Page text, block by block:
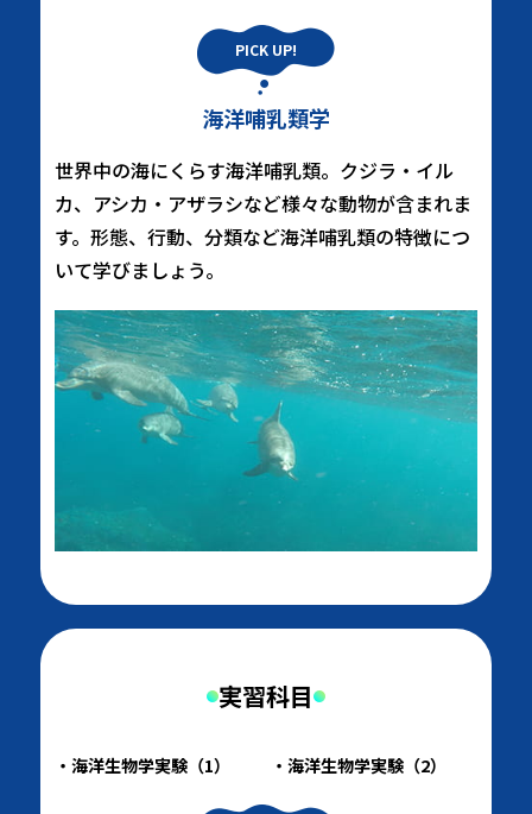
海洋哺乳類学
世界中の海にくらす海洋哺乳類。クジラ・イル
カ、アシカ・アザラシなど様々な動物が含まれま
す。形態、行動、分類など海洋哺乳類の特徴につ
いて学びましょう。
実習科目
海洋生物学実験（1） 海洋生物学実験（2）